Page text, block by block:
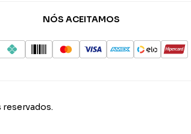
NÓS ACEITAMOS